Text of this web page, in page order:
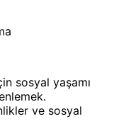
sosyal yaşamı
ve sosyal